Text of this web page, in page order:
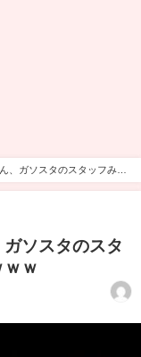
、ガソスタのスタッフみた
ガソスタのスタ
ｗ